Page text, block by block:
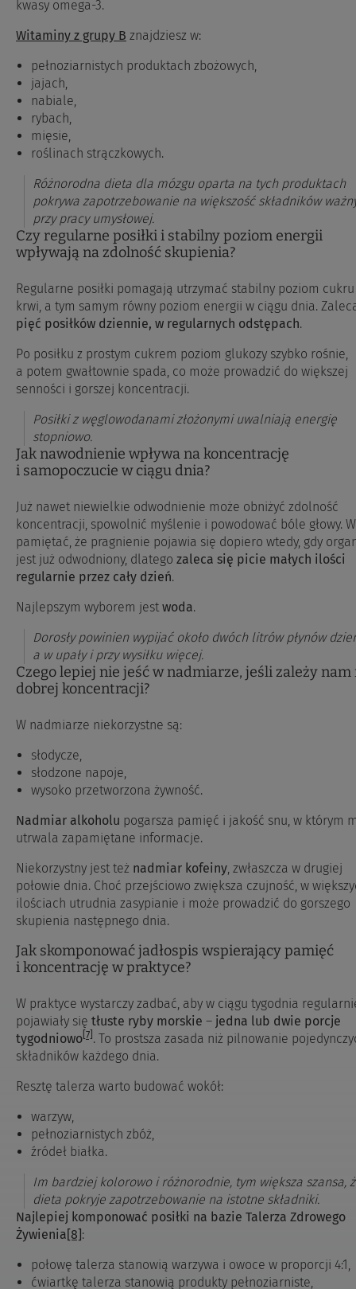
kwasy omega-3.
Witaminy z grupy B znajdziesz w:
pełnoziarnistych produktach zbożowych,
jajach,
nabiale,
rybach,
mięsie,
roślinach strączkowych.
Różnorodna dieta dla mózgu oparta na tych produktach
pokrywa zapotrzebowanie na większość składników
przy pracy umysłowej.
Czy regularne posiłki i stabilny poziom energii
wpływają na zdolność skupienia?
Regularne posiłki pomagają utrzymać stabilny poziom
krwi, a tym samym równy poziom energii w ciągu dnia.
pięć posiłków dziennie, w regularnych odstępach.
Po posiłku z prostym cukrem poziom glukozy szybko rośnie,
a potem gwałtownie spada, co może prowadzić do większej
senności i gorszej koncentracji.
Posiłki z węglowodanami złożonymi uwalniają energię
stopniowo.
Jak nawodnienie wpływa na koncentrację
i samopoczucie w ciągu dnia?
Już nawet niewielkie odwodnienie może obniżyć zdolność
koncentracji, spowolnić myślenie i powodować bóle głowy.
pamiętać, że pragnienie pojawia się dopiero wtedy, gdy
jest już odwodniony, dlatego zaleca się picie małych ilości
regularnie przez cały dzień.
Najlepszym wyborem jestwoda.
Dorosły powinien wypijać około dwóch litrów płynów
a w upały i przy wysiłku więcej.
Czego lepiej nie jeść w nadmiarze, jeśli zależy nam
dobrej koncentracji?
W nadmiarze niekorzystne są:
słodycze,
słodzone napoje,
wysoko przetworzona żywność.
Nadmiar alkoholu pogarsza pamięć i jakość snu, w którym
utrwala zapamiętane informacje.
Niekorzystny jest też nadmiar kofeiny, zwłaszcza w drugiej
połowie dnia. Choć przejściowo zwiększa czujność, w
ilościach utrudnia zasypianie i może prowadzić do gorszego
skupienia następnego dnia.
Jak skomponować jadłospis wspierający pamięć
i koncentrację w praktyce?
W praktyce wystarczy zadbać, aby w ciągu tygodnia
pojawiały się tłuste ryby morskie – jedna lub dwie porcje
tygodniowo [7] . To prostsza zasada niż pilnowanie
składników każdego dnia.
Resztę talerza warto budować wokół:
warzyw,
pełnoziarnistych zbóż,
źródeł białka.
Im bardziej kolorowo i różnorodnie, tym większa szansa,
dieta pokryje zapotrzebowanie na istotne składniki.
Najlepiej komponować posiłki na bazie Talerza Zdrowego
Żywienia [8] :
połowę talerza stanowią warzywa i owoce w proporcji 4:1,
ćwiartkę talerza stanowią produkty pełnoziarniste,